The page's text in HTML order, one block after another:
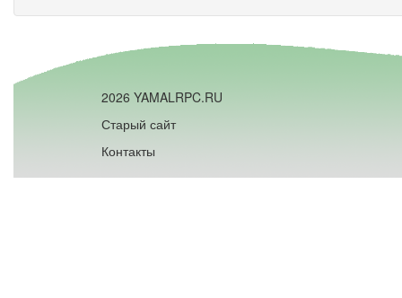
2026 YAMALRPC.RU
Старый сайт
Контакты